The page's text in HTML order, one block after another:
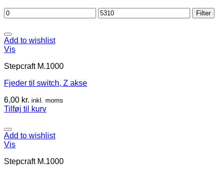
Mindste
pris
Højeste
pris
Filter
Add to wishlist
Vis
Stepcraft M.1000
Fjeder til switch, Z akse
6,00 kr. inkl. moms
Tilføj til kurv
Add to wishlist
Vis
Stepcraft M.1000